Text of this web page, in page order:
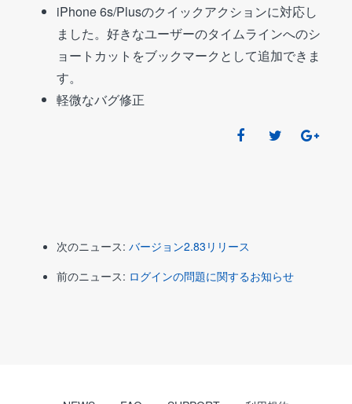
iPhone 6s/Plusのクイックアクションに対応し
ました。好きなユーザーのタイムラインへのシ
ョートカットをブックマークとして追加できま
す。
軽微なバグ修正
次のニュース: バージョン2.83リリース
前のニュース: ログインの問題に関するお知らせ